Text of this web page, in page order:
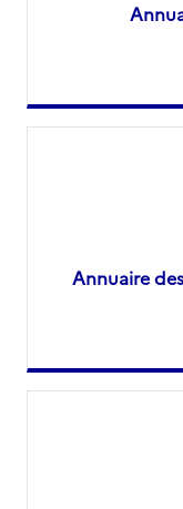
Annuaire